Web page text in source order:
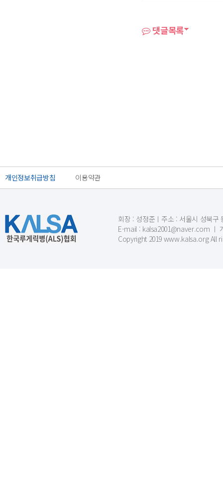
댓글목록
개인정보취급방침 이용약관
회장 : 성정준ㅣ주소 : 서울시 성북구
E-mail : kalsa2001@naver.com ㅣ
Copyright 2019 www.kalsa.org All